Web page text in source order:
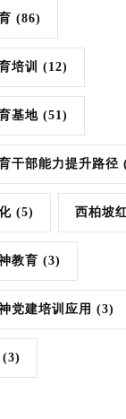
(86)
培训 (12)
基地 (51)
干部能力提升路径
(5) 西柏坡
教育 (3)
党建培训应用 (3)
(3)